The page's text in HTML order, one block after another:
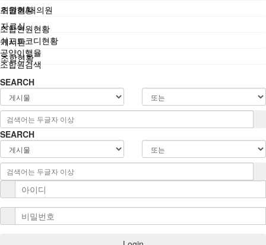
조합현황
조합인원현황
쉬프트코디현황
공약이행율
조합원검색
위원회/대의원
자료실
게시판
조합현황
SEARCH
SEARCH